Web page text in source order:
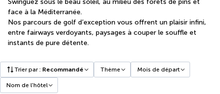
Swinguez sous le beau soleil, au milieu des forêts de pins et
face à la Méditerranée.
Nos parcours de golf d’exception vous offrent un plaisir infini,
entre fairways verdoyants, paysages à couper le souffle et
instants de pure détente.
Trier par: Recommandé Thème Mois de départ
Nom de l'hôtel